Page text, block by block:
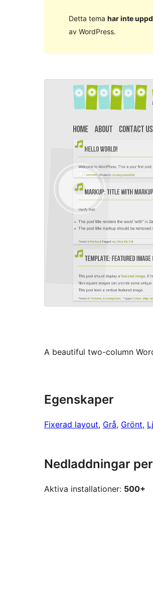
Detta tema har inte
av WordPress.
A beautiful two-column
Egenskaper
Fixerad layout, Grå, Grönt,
Nedladdningar
Aktiva installationer: 500+